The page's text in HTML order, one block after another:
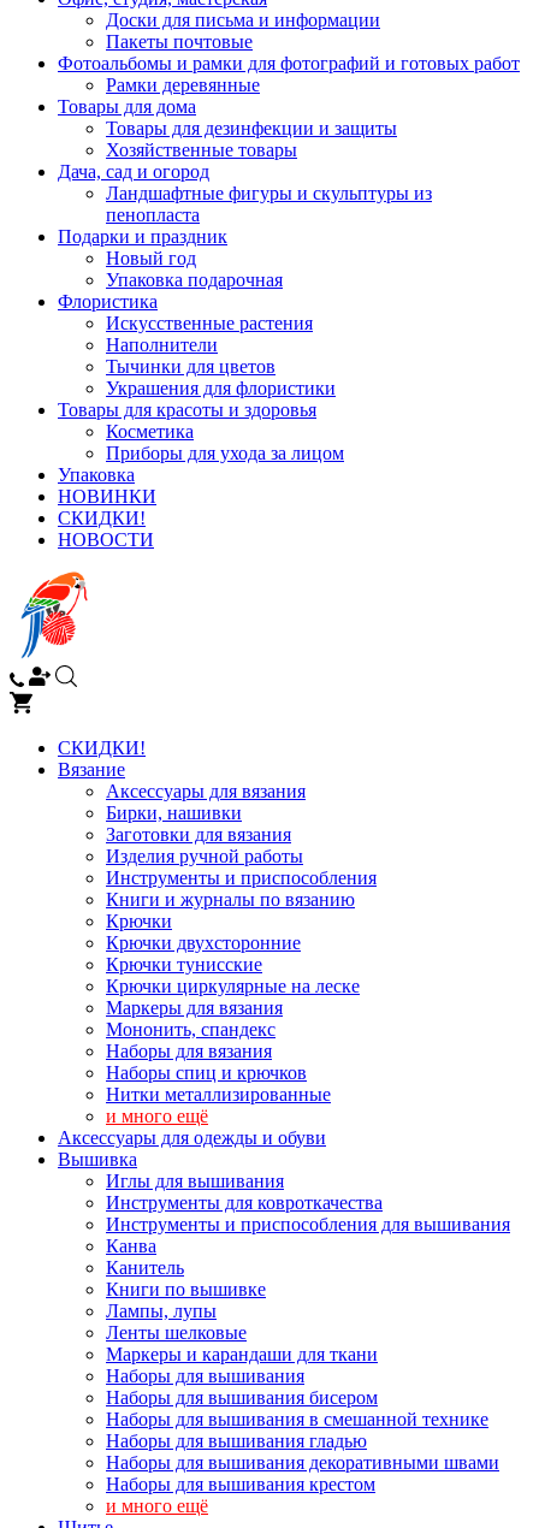
Доски для письма и информации
Пакеты почтовые
Фотоальбомы и рамки для фотографий и готовых работ
Рамки деревянные
Товары для дома
Товары для дезинфекции и защиты
Хозяйственные товары
Дача, сад и огород
Ландшафтные фигуры и скульптуры из
пенопласта
Подарки и праздник
Новый год
Упаковка подарочная
Флористика
Искусственные растения
Наполнители
Тычинки для цветов
Украшения для флористики
Товары для красоты и здоровья
Косметика
Приборы для ухода за лицом
Упаковка
НОВИНКИ
СКИДКИ!
НОВОСТИ
СКИДКИ!
Вязание
Аксессуары для вязания
Бирки, нашивки
Заготовки для вязания
Изделия ручной работы
Инструменты и приспособления
Книги и журналы по вязанию
Крючки
Крючки двухсторонние
Крючки тунисские
Крючки циркулярные на леске
Маркеры для вязания
Мононить, спандекс
Наборы для вязания
Наборы спиц и крючков
Нитки металлизированные
и много ещё
Аксессуары для одежды и обуви
Вышивка
Иглы для вышивания
Инструменты для ковроткачества
Инструменты и приспособления для вышивания
Канва
Канитель
Книги по вышивке
Лампы, лупы
Ленты шелковые
Маркеры и карандаши для ткани
Наборы для вышивания
Наборы для вышивания бисером
Наборы для вышивания в смешанной технике
Наборы для вышивания гладью
Наборы для вышивания декоративными швами
Наборы для вышивания крестом
и много ещё